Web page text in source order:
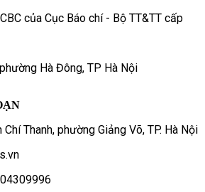
của Cục Báo chí - Bộ TT&TT cấp
Hà Đông, TP Hà Nội
Thanh, phường Giảng Võ, TP. Hà Nội